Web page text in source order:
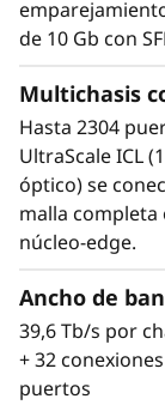
gestión y
liberar
servidores
Gen 7
gestión y
generación
incurrir
de 10 Gb con
Multichasis
Hasta 2304
UltraScale ICL
óptico) se
malla completa
núcleo-edge.
Ancho de
39,6 Tb/s por
+ 32
puertos